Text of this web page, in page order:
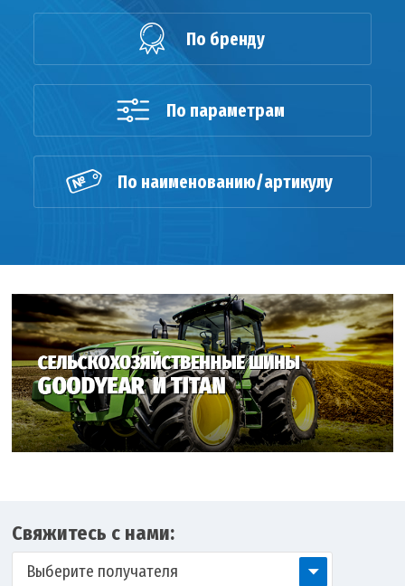
По бренду
По параметрам
По наименованию/артикулу
Свяжитесь с нами:
Выберите получателя